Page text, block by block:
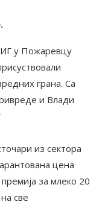
у Пожаревцу
грана. Са
и Влади
из сектора
цена
за млеко 20
све